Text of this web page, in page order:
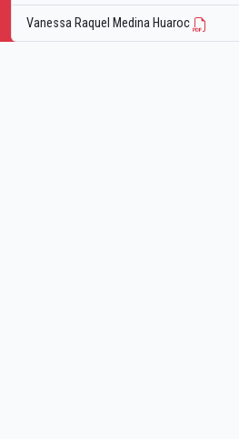
Vanessa Raquel Medina Huaroc